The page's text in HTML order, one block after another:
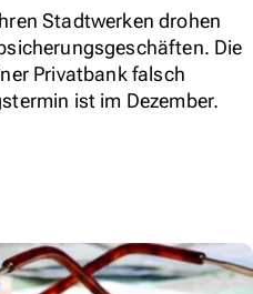
Stadtwerken drohen
Die
Privatbank falsch
ist im Dezember.